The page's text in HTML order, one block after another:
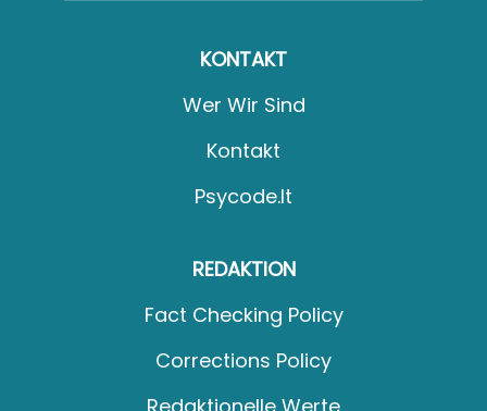
KONTAKT
Wer Wir Sind
Kontakt
Psycode.it
REDAKTION
Fact Checking Policy
Corrections Policy